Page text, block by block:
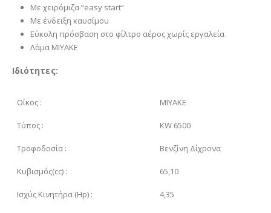
Με χειρόμιζα ”easy start”
Με ένδειξη καυσίμου
Εύκολη πρόσβαση στο φίλτρο αέρος χωρίς εργαλεία
Λάμα MIYAKE
Ιδιότητες:
Οίκος : MIYAKE
Τύπoς : KW 6500
Τροφοδοσία : Βενζίνη Δίχρονα
Κυβισμός(cc) : 65,10
Ισχύς Κινητήρα (Hp) : 4,35